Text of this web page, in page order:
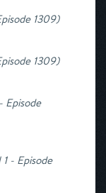
1309)
1309)
Episode
- Episode